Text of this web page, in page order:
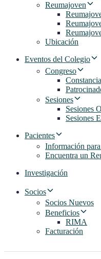
Reumajoven
Ubicación
Eventos del Colegio
Congreso
Sesiones
Sesiones
Sesiones
Pacientes
Información
Encuentra un
Investigación
Socios
Socios Nuevos
Beneficios
RIMA
Facturación